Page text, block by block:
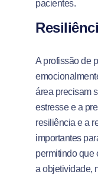
pacientes.
A profissão de
área precisam
estresse e a
resiliência e a
importantes
permitindo que
a objetividade,